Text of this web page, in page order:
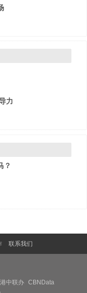
力
？
联系我们
中联办
CBNData